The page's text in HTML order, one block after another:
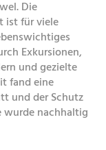
Die
ist für viele
Exkursionen,
und gezielte
fand eine
und der Schutz
wurde nachhaltig